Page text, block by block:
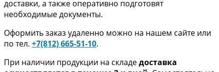
доставки, а также оперативно подготовят
необходимые документы.
Оформить заказ удаленно можно на нашем сайте или
по тел. +7(812) 665-51-10.
При наличии продукции на складедоставка